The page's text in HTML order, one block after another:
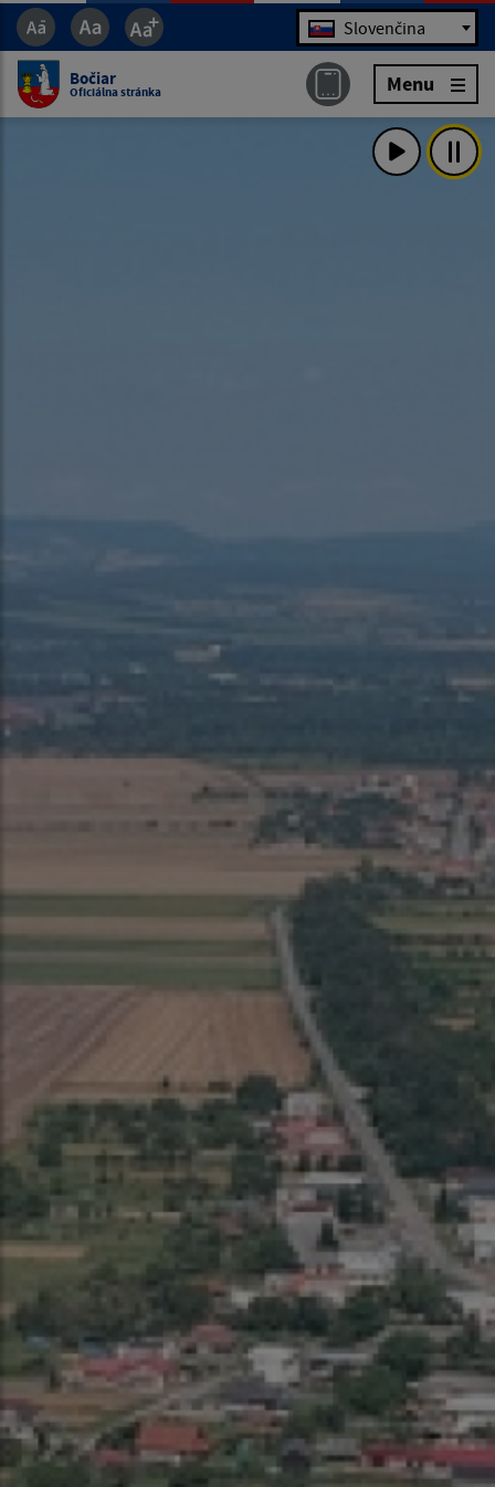
Jazyk Slovenčina
Bočiar
Oficiálna stránka Menu